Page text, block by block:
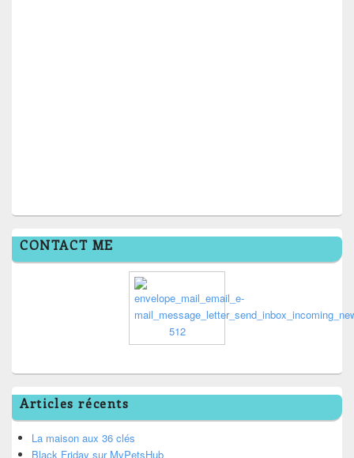
CONTACT ME
Articles récents
La maison aux 36 clés
Black Friday sur MyPetsHub